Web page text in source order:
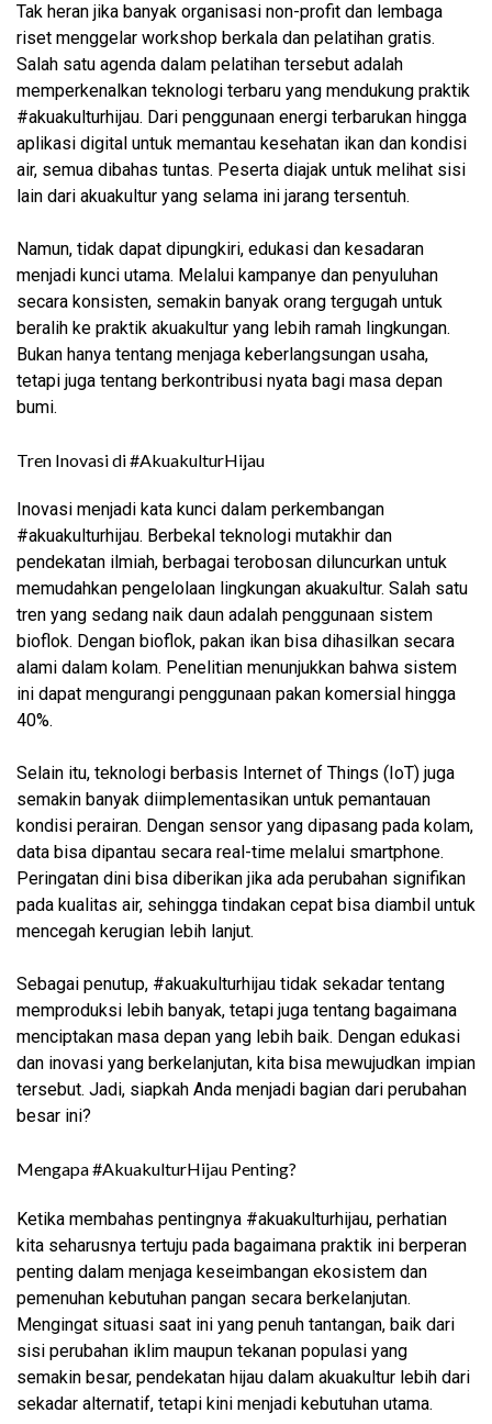
Tak heran jika banyak organisasi non-profit dan lembaga
riset menggelar workshop berkala dan pelatihan gratis.
Salah satu agenda dalam pelatihan tersebut adalah
memperkenalkan teknologi terbaru yang mendukung praktik
#akuakulturhijau. Dari penggunaan energi terbarukan hingga
aplikasi digital untuk memantau kesehatan ikan dan kondisi
air, semua dibahas tuntas. Peserta diajak untuk melihat sisi
lain dari akuakultur yang selama ini jarang tersentuh.
Namun, tidak dapat dipungkiri, edukasi dan kesadaran
menjadi kunci utama. Melalui kampanye dan penyuluhan
secara konsisten, semakin banyak orang tergugah untuk
beralih ke praktik akuakultur yang lebih ramah lingkungan.
Bukan hanya tentang menjaga keberlangsungan usaha,
tetapi juga tentang berkontribusi nyata bagi masa depan
bumi.
Tren Inovasi di #AkuakulturHijau
Inovasi menjadi kata kunci dalam perkembangan
#akuakulturhijau. Berbekal teknologi mutakhir dan
pendekatan ilmiah, berbagai terobosan diluncurkan untuk
memudahkan pengelolaan lingkungan akuakultur. Salah satu
tren yang sedang naik daun adalah penggunaan sistem
bioflok. Dengan bioflok, pakan ikan bisa dihasilkan secara
alami dalam kolam. Penelitian menunjukkan bahwa sistem
ini dapat mengurangi penggunaan pakan komersial hingga
40%.
Selain itu, teknologi berbasis Internet of Things (IoT) juga
semakin banyak diimplementasikan untuk pemantauan
kondisi perairan. Dengan sensor yang dipasang pada kolam,
data bisa dipantau secara real-time melalui smartphone.
Peringatan dini bisa diberikan jika ada perubahan signifikan
pada kualitas air, sehingga tindakan cepat bisa diambil untuk
mencegah kerugian lebih lanjut.
Sebagai penutup, #akuakulturhijau tidak sekadar tentang
memproduksi lebih banyak, tetapi juga tentang bagaimana
menciptakan masa depan yang lebih baik. Dengan edukasi
dan inovasi yang berkelanjutan, kita bisa mewujudkan impian
tersebut. Jadi, siapkah Anda menjadi bagian dari perubahan
besar ini?
Mengapa #AkuakulturHijau Penting?
Ketika membahas pentingnya #akuakulturhijau, perhatian
kita seharusnya tertuju pada bagaimana praktik ini berperan
penting dalam menjaga keseimbangan ekosistem dan
pemenuhan kebutuhan pangan secara berkelanjutan.
Mengingat situasi saat ini yang penuh tantangan, baik dari
sisi perubahan iklim maupun tekanan populasi yang
semakin besar, pendekatan hijau dalam akuakultur lebih dari
sekadar alternatif, tetapi kini menjadi kebutuhan utama.